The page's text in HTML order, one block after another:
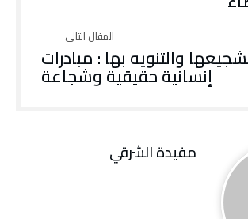
والتنويه بها : مبادرات
إنسانية حقيقية وشجاعة
مفيدة الشرقي